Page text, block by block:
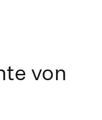
von